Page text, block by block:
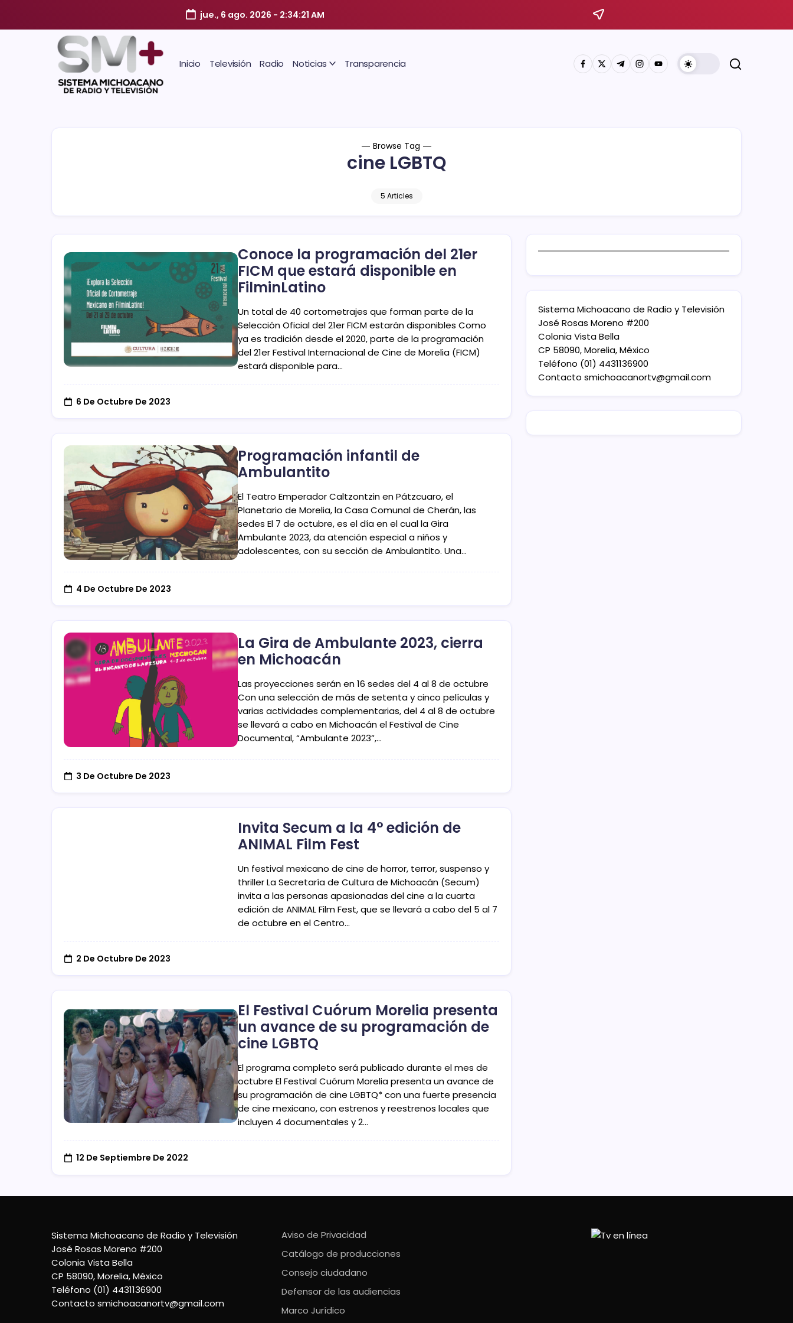
jue., 6 ago. 2026 - 2:34:21 AM
Inicio Televisión Radio Noticias Transparencia
Browse Tag
cine LGBTQ
5 Articles
Conoce la programación del 21er
FICM que estará disponible en
FilminLatino
Un total de 40 cortometrajes que forman parte de la
Selección Oficial del 21er FICM estarán disponibles Como
ya es tradición desde el 2020, parte de la programación
del 21er Festival Internacional de Cine de Morelia (FICM)
estará disponible para…
6 De Octubre De 2023
Programación infantil de
Ambulantito
El Teatro Emperador Caltzontzin en Pátzcuaro, el
Planetario de Morelia, la Casa Comunal de Cherán, las
sedes El 7 de octubre, es el día en el cual la Gira
Ambulante 2023, da atención especial a niños y
adolescentes, con su sección de Ambulantito. Una…
4 De Octubre De 2023
La Gira de Ambulante 2023, cierra
en Michoacán
Las proyecciones serán en 16 sedes del 4 al 8 de octubre
Con una selección de más de setenta y cinco películas y
varias actividades complementarias, del 4 al 8 de octubre
se llevará a cabo en Michoacán el Festival de Cine
Documental, “Ambulante 2023”,…
3 De Octubre De 2023
Invita Secum a la 4° edición de
ANIMAL Film Fest
Un festival mexicano de cine de horror, terror, suspenso y
thriller La Secretaría de Cultura de Michoacán (Secum)
invita a las personas apasionadas del cine a la cuarta
edición de ANIMAL Film Fest, que se llevará a cabo del 5 al 7
de octubre en el Centro…
2 De Octubre De 2023
El Festival Cuórum Morelia presenta
un avance de su programación de
cine LGBTQ
El programa completo será publicado durante el mes de
octubre El Festival Cuórum Morelia presenta un avance de
su programación de cine LGBTQ* con una fuerte presencia
de cine mexicano, con estrenos y reestrenos locales que
incluyen 4 documentales y 2…
12 De Septiembre De 2022
Sistema Michoacano de Radio y Televisión
José Rosas Moreno #200
Colonia Vista Bella
CP 58090, Morelia, México
Teléfono (01) 4431136900
Contacto smichoacanortv@gmail.com
Sistema Michoacano de Radio y Televisión
José Rosas Moreno #200
Colonia Vista Bella
CP 58090, Morelia, México
Teléfono (01) 4431136900
Contacto smichoacanortv@gmail.com
Aviso de Privacidad
Catálogo de producciones
Consejo ciudadano
Defensor de las audiencias
Marco Jurídico